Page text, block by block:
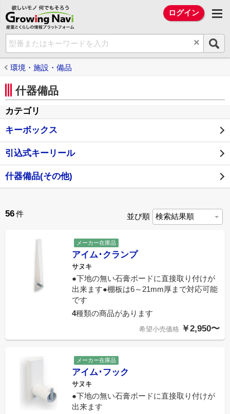
欲しいモノ 何でもそろう Growing Navi（
ログイン
×
環境・施設・備品
什器備品
カテゴリ
キーボックス
引込式キーリール
什器備品(その他)
56件 並び順
メーカー在庫品
アイム･クランプ
サヌキ
●下地の無い石膏ボードに直接取り付けが
出来ます●棚板は6～21mm厚まで対応可能
です
4種類の商品があります
希望小売価格 ￥2,950〜
メーカー在庫品
アイム･フック
サヌキ
●下地の無い石膏ボードに直接取り付けが
出来ます